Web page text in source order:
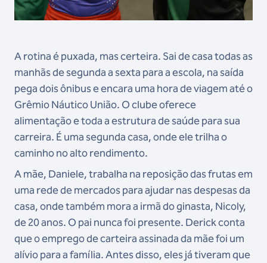
A rotina é puxada, mas certeira. Sai de casa todas as
manhãs de segunda a sexta para a escola, na saída
pega dois ônibus e encara uma hora de viagem até o
Grêmio Náutico União. O clube oferece
alimentação e toda a estrutura de saúde para sua
carreira. É uma segunda casa, onde ele trilha o
caminho no alto rendimento.
A mãe, Daniele, trabalha na reposição das frutas em
uma rede de mercados para ajudar nas despesas da
casa, onde também mora a irmã do ginasta, Nicoly,
de 20 anos. O pai nunca foi presente. Derick conta
que o emprego de carteira assinada da mãe foi um
alívio para a família. Antes disso, eles já tiveram que